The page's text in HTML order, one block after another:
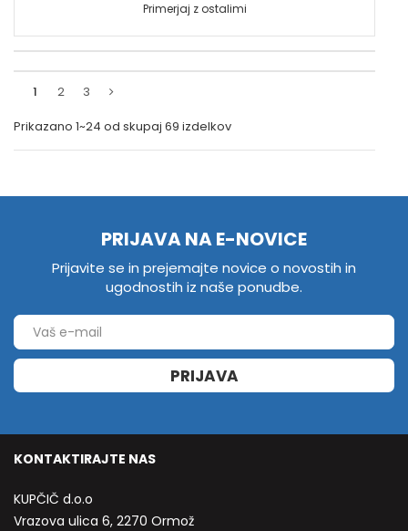
Primerjaj z ostalimi
1 2
3
Prikazano 1~24 od skupaj 69 izdelkov
PRIJAVA NA E-NOVICE
Prijavite se in prejemajte novice o novostih in
ugodnostih iz naše ponudbe.
PRIJAVA
KONTAKTIRAJTE NAS
KUPČIČ d.o.o
Vrazova ulica 6, 2270 Ormož